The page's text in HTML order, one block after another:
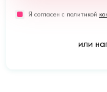
Я согласен с политикой
или